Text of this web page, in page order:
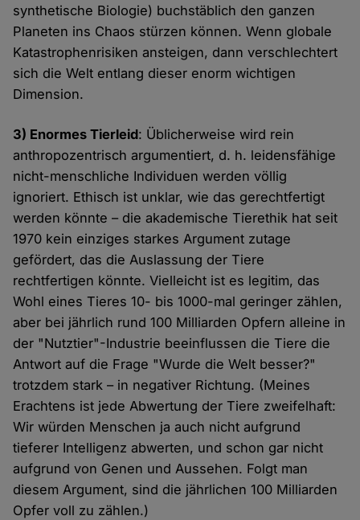
synthetische Biologie) buchstäblich den ganzen
Planeten ins Chaos stürzen können. Wenn globale
Katastrophenrisiken ansteigen, dann verschlechtert
sich die Welt entlang dieser enorm wichtigen
Dimension.
3) Enormes Tierleid: Üblicherweise wird rein
anthropozentrisch argumentiert, d. h. leidensfähige
nicht-menschliche Individuen werden völlig
ignoriert. Ethisch ist unklar, wie das gerechtfertigt
werden könnte – die akademische Tierethik hat seit
1970 kein einziges starkes Argument zutage
gefördert, das die Auslassung der Tiere
rechtfertigen könnte. Vielleicht ist es legitim, das
Wohl eines Tieres 10- bis 1000-mal geringer zählen,
aber bei jährlich rund 100 Milliarden Opfern alleine in
der "Nutztier"-Industrie beeinflussen die Tiere die
Antwort auf die Frage "Wurde die Welt besser?"
trotzdem stark – in negativer Richtung. (Meines
Erachtens ist jede Abwertung der Tiere zweifelhaft:
Wir würden Menschen ja auch nicht aufgrund
tieferer Intelligenz abwerten, und schon gar nicht
aufgrund von Genen und Aussehen. Folgt man
diesem Argument, sind die jährlichen 100 Milliarden
Opfer voll zu zählen.)